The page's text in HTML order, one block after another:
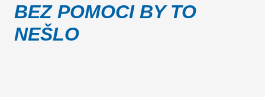
BEZ POMOCI BY TO
NEŠLO